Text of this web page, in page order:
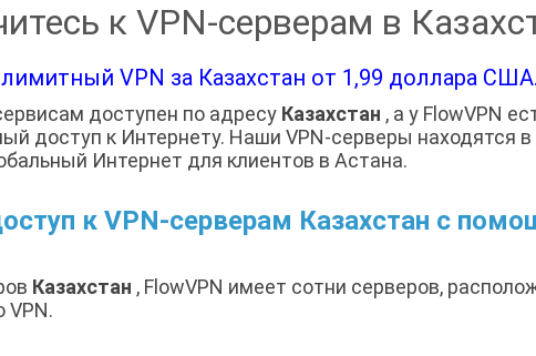
к VPN-серверам в
VPN за Казахстан от 1,99 доллара США.
доступен по адресу Казахстан , а у FlowVPN
доступ к Интернету. Наши VPN-серверы находятся
Интернет для клиентов в Астана.
к VPN-серверам Казахстан с
Казахстан , FlowVPN имеет сотни серверов,
VPN.